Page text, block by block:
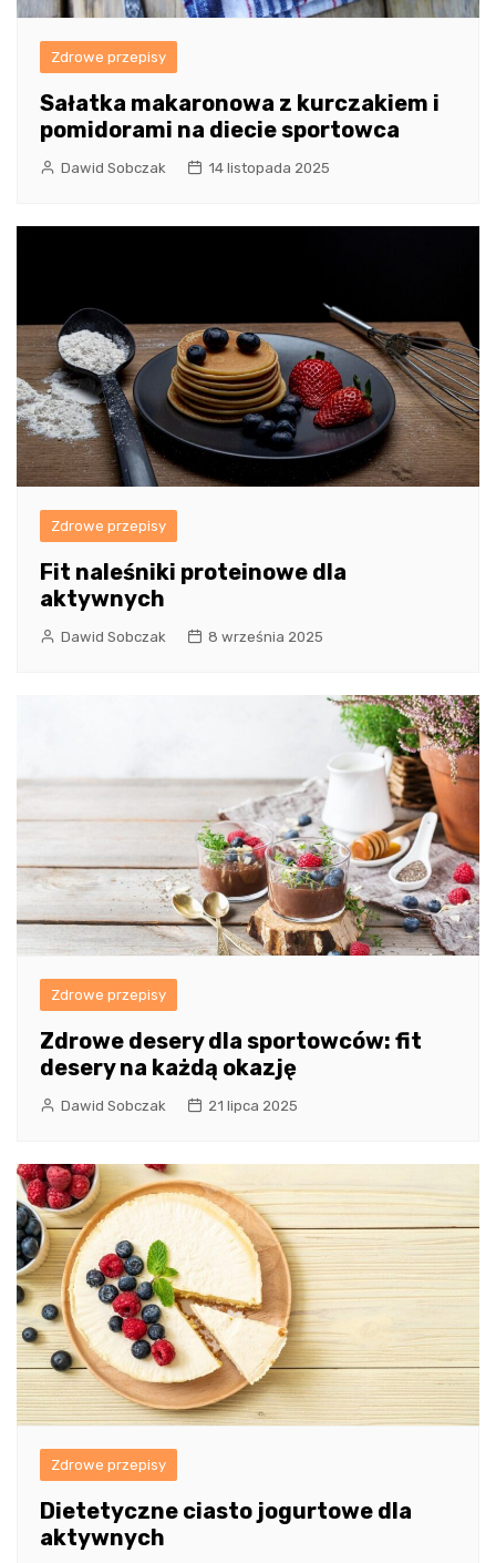
Zdrowe przepisy
Sałatka makaronowa z kurczakiem i
pomidorami na diecie sportowca
Dawid Sobczak 14 listopada 2025
Zdrowe przepisy
Fit naleśniki proteinowe dla
aktywnych
Dawid Sobczak 8 września 2025
Zdrowe przepisy
Zdrowe desery dla sportowców: fit
desery na każdą okazję
Dawid Sobczak 21 lipca 2025
Zdrowe przepisy
Dietetyczne ciasto jogurtowe dla
aktywnych